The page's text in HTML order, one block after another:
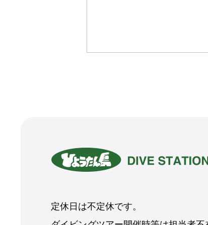
定休日は不定休です。